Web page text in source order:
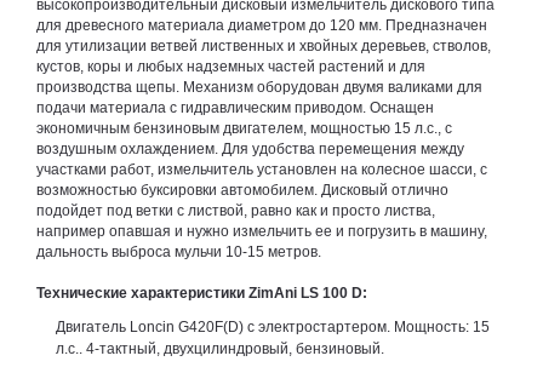
высокопроизводительный дисковый измельчитель дискового типа
для древесного материала диаметром до 120 мм. Предназначен
для утилизации ветвей лиственных и хвойных деревьев, стволов,
кустов, коры и любых надземных частей растений и для
производства щепы. Механизм оборудован двумя валиками для
подачи материала с гидравлическим приводом. Оснащен
экономичным бензиновым двигателем, мощностью 15 л.с., с
воздушным охлаждением. Для удобства перемещения между
участками работ, измельчитель установлен на колесное шасси, с
возможностью буксировки автомобилем. Дисковый отлично
подойдет под ветки с листвой, равно как и просто листва,
например опавшая и нужно измельчить ее и погрузить в машину,
дальность выброса мульчи 10-15 метров.
Технические характеристики ZimAni LS 100 D:
Двигатель Loncin G420F(D) с электростартером. Мощность: 15
л.с.. 4-тактный, двухцилиндровый, бензиновый.